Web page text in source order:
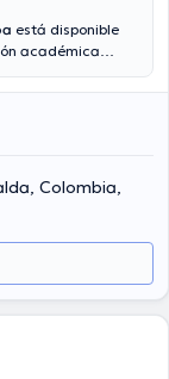
está disponible
académica
años de
médicas.
continua en su
artículos. Su
Colombia,